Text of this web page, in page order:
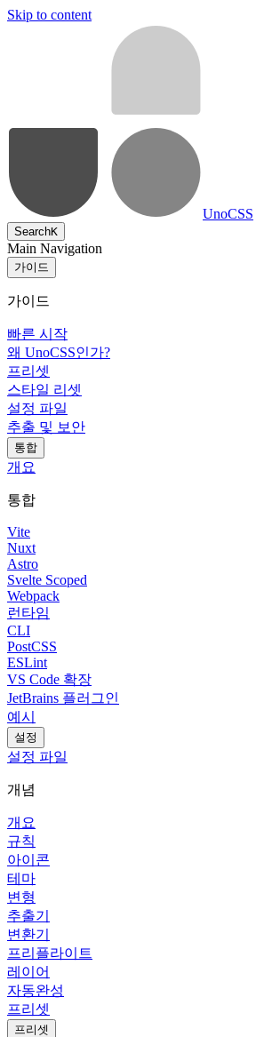
Skip to content
UnoCSS
SearchK
Main Navigation
가이드
가이드
빠른 시작
왜 UnoCSS인가?
프리셋
스타일 리셋
설정 파일
추출 및 보안
통합
개요
통합
Vite
Nuxt
Astro
Svelte Scoped
Webpack
런타임
CLI
PostCSS
ESLint
VS Code 확장
JetBrains 플러그인
예시
설정
설정 파일
개념
개요
규칙
아이콘
테마
변형
추출기
변환기
프리플라이트
레이어
자동완성
프리셋
프리셋